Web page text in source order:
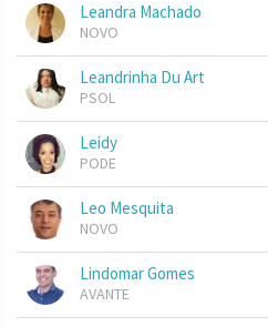
Leandra Machado
NOVO
Leandrinha Du Art
PSOL
Leidy
PODE
Leo Mesquita
NOVO
Lindomar Gomes
AVANTE